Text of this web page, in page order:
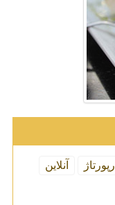
رپورتاژ
آنلاین